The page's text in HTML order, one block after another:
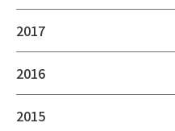
2017
2016
2015